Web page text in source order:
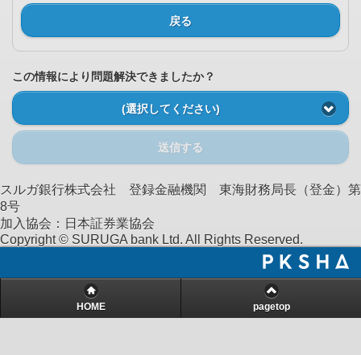
戻る
この情報により問題解決できましたか？
(選択してください)
送信する
スルガ銀行株式会社 登録金融機関 東海財務局長（登金）第
8号
加入協会：日本証券業協会
Copyright © SURUGA bank Ltd. All Rights Reserved.
HOME pagetop